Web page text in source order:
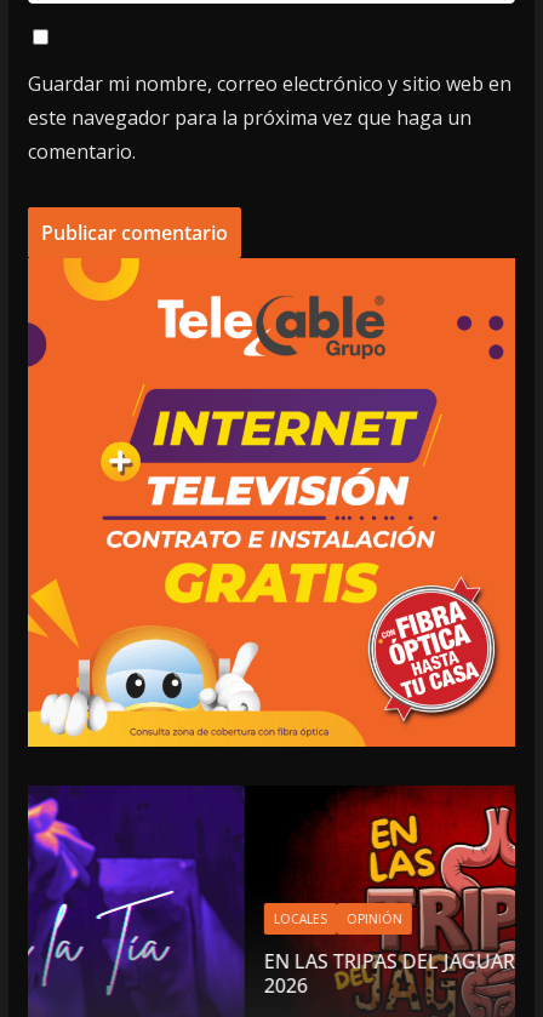
Guardar mi nombre, correo electrónico y sitio web en
este navegador para la próxima vez que haga un
comentario.
LOCALES OPINIÓN
EN LAS TRIPAS DEL JAGUAR: 06 DE AGOSTO DE
2026